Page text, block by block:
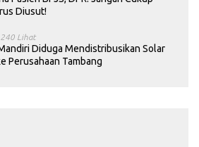
Diusut!
240 Lihat
Diduga Mendistribusikan Solar
Perusahaan Tambang